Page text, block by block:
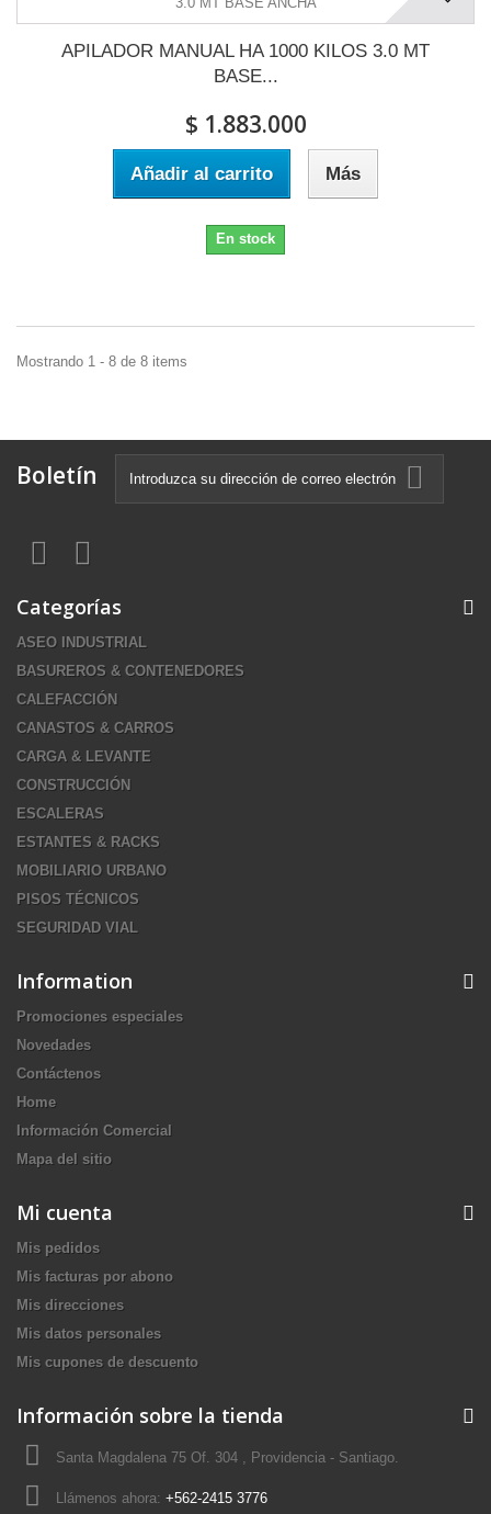
APILADOR MANUAL HA 1000 KILOS 3.0 MT
BASE...
$ 1.883.000
Añadir al carrito Más
En stock
Mostrando 1 - 8 de 8 items
Boletín
Categorías
ASEO INDUSTRIAL
BASUREROS & CONTENEDORES
CALEFACCIÓN
CANASTOS & CARROS
CARGA & LEVANTE
CONSTRUCCIÓN
ESCALERAS
ESTANTES & RACKS
MOBILIARIO URBANO
PISOS TÉCNICOS
SEGURIDAD VIAL
Information
Promociones especiales
Novedades
Contáctenos
Home
Información Comercial
Mapa del sitio
Mi cuenta
Mis pedidos
Mis facturas por abono
Mis direcciones
Mis datos personales
Mis cupones de descuento
Información sobre la tienda
Santa Magdalena 75 Of. 304 , Providencia - Santiago.
Llámenos ahora: +562-2415 3776